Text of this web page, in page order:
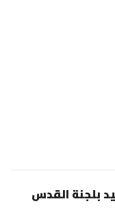
بلجنة القدس